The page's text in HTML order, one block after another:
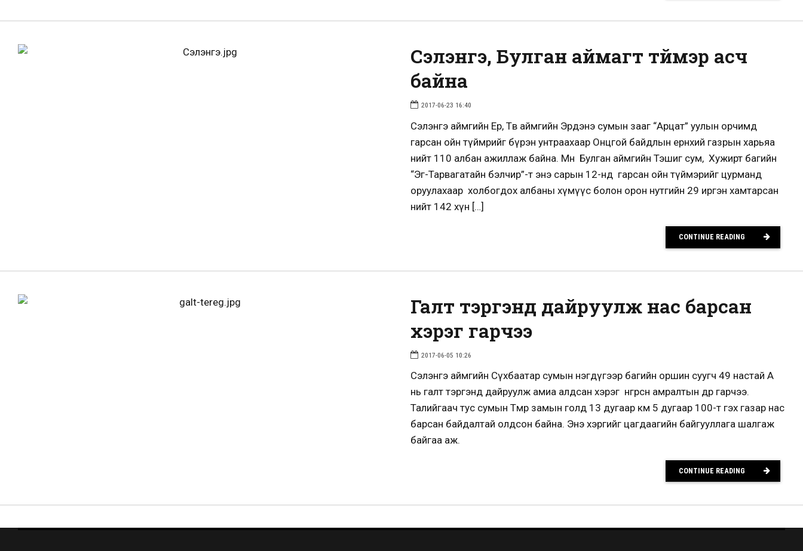
Сэлэнгэ, Булган аймагт түймэр асч
байна
2017-06-23 16:40
Сэлэнгэ аймгийн Ерөө, Төв аймгийн Эрдэнэ сумын зааг “Арцат” уулын орчимд
гарсан ойн түймрийг бүрэн унтраахаар Онцгой байдлын ерөнхий газрын харьяа
нийт 110 албан ажиллаж байна. Мөн Булган аймгийн Тэшиг сум, Хужирт багийн
“Эг-Тарвагатайн бэлчир”-т энэ сарын 12-нд гарсан ойн түймэрийг цурманд
оруулахаар холбогдох албаны хүмүүс болон орон нутгийн 29 иргэн хамтарсан
нийт 142 хүн […]
CONTINUE READING
Галт тэргэнд дайруулж нас барсан
хэрэг гарчээ
2017-06-05 10:26
Сэлэнгэ аймгийн Сүхбаатар сумын нэгдүгээр багийн оршин суугч 49 настай А
нь галт тэргэнд дайруулж амиа алдсан хэрэг өнгөрсөн амралтын өдөр гарчээ.
Талийгаач тус сумын Төмөр замын голд 13 дугаар км 5 дугаар 100-т гэх газар нас
барсан байдалтай олдсон байна. Энэ хэргийг цагдаагийн байгууллага шалгаж
байгаа аж.
CONTINUE READING